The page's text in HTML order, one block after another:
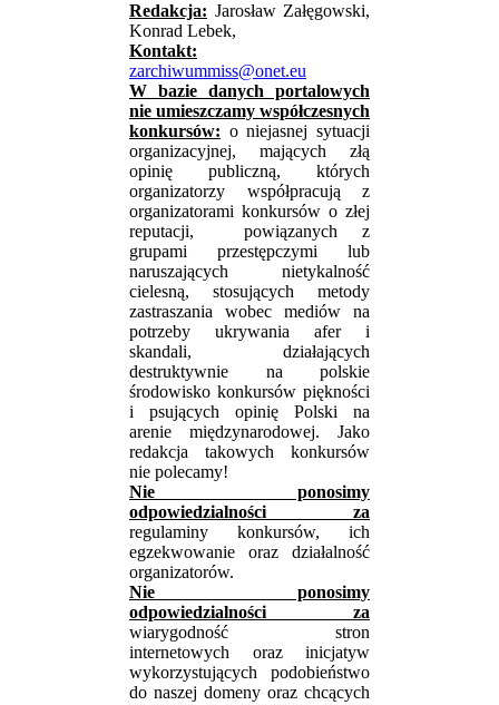
Redakcja: Jarosław Załęgowski,
Konrad Lebek,
Kontakt:
zarchiwummiss@onet.eu
W bazie danych portalowych
nie umieszczamy współczesnych
konkursów: o niejasnej sytuacji
organizacyjnej, mających złą
opinię publiczną, których
organizatorzy współpracują z
organizatorami konkursów o złej
reputacji, powiązanych z
grupami przestępczymi lub
naruszających nietykalność
cielesną, stosujących metody
zastraszania wobec mediów na
potrzeby ukrywania afer i
skandali, działających
destruktywnie na polskie
środowisko konkursów piękności
i psujących opinię Polski na
arenie międzynarodowej. Jako
redakcja takowych konkursów
nie polecamy!
Nie ponosimy
odpowiedzialności za
regulaminy konkursów, ich
egzekwowanie oraz działalność
organizatorów.
Nie ponosimy
odpowiedzialności za
wiarygodność stron
internetowych oraz inicjatyw
wykorzystujących podobieństwo
do naszej domeny oraz chcących